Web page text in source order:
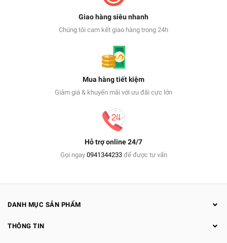
Giao hàng siêu nhanh
Chúng tôi cam kết giao hàng trong 24h
Mua hàng tiết kiệm
Giảm giá & khuyến mãi với ưu đãi cực lớn
Hỗ trợ online 24/7
Gọi ngay 0941344233để được tư vấn
DANH MỤC SẢN PHẨM
THÔNG TIN